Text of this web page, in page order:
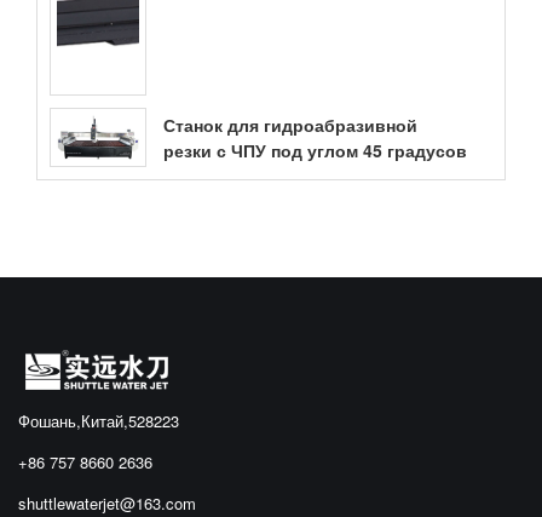
Станок для гидроабразивной
резки с ЧПУ под углом 45 градусов
Фошань,Китай,528223
+86 757 8660 2636
shuttlewaterjet@163.com